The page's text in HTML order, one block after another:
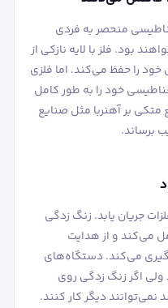
منحصر به فردی
بود. فلز با لایه نازکی از
را حفظ می‌کند. اما فلزی
خود را به طور کامل
بر آهنربا مثل صنایع
برساند.
جریان یابد. زنگ زدگی
می‌کند و از هدایت
می‌کند. دستگاه‌های
اگر زنگ زدگی روی
دیگر کار کنند.